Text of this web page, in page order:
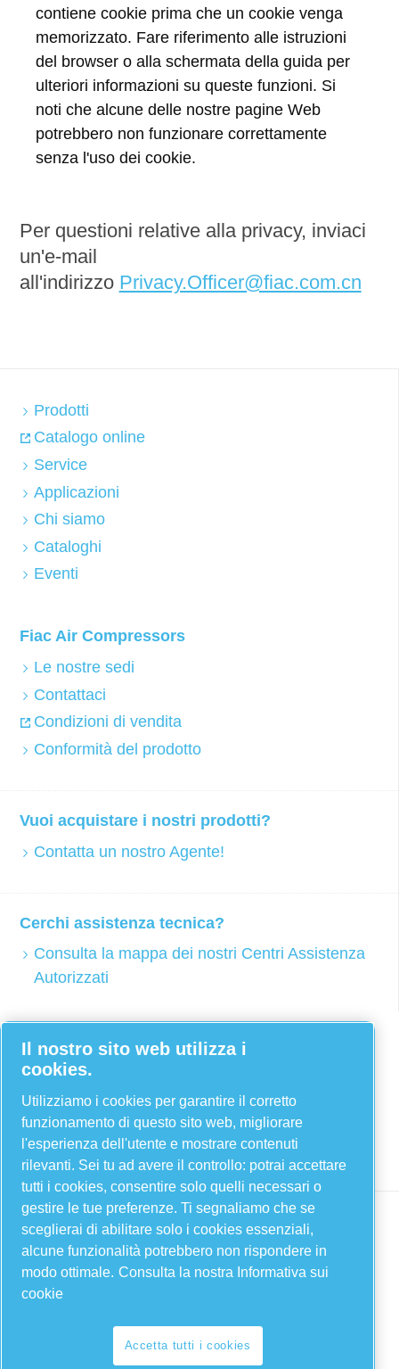
contiene cookie prima che un cookie venga
memorizzato. Fare riferimento alle istruzioni
del browser o alla schermata della guida per
ulteriori informazioni su queste funzioni. Si
noti che alcune delle nostre pagine Web
potrebbero non funzionare correttamente
senza l'uso dei cookie.
Per questioni relative alla privacy, inviaci
un'e-mail
all'indirizzo Privacy.Officer@fiac.com.cn
Prodotti
Catalogo online
Service
Applicazioni
Chi siamo
Cataloghi
Eventi
Fiac Air Compressors
Le nostre sedi
Contattaci
Condizioni di vendita
Conformità del prodotto
Vuoi acquistare i nostri prodotti?
Contatta un nostro Agente!
Cerchi assistenza tecnica?
Consulta la mappa dei nostri Centri Assistenza
Autorizzati
Facebook
Twitter
YouTube
Linkedin
Instagram
Legal & Privacy Notices
Il nostro sito web utilizza i
cookies.
Utilizziamo i cookies per garantire il corretto
funzionamento di questo sito web, migliorare
l'esperienza dell'utente e mostrare contenuti
rilevanti. Sei tu ad avere il controllo: potrai accettare
tutti i cookies, consentire solo quelli necessari o
gestire le tue preferenze. Ti segnaliamo che se
sceglierai di abilitare solo i cookies essenziali,
alcune funzionalità potrebbero non rispondere in
modo ottimale. Consulta la nostra Informativa sui
cookie
Accetta tutti i cookies